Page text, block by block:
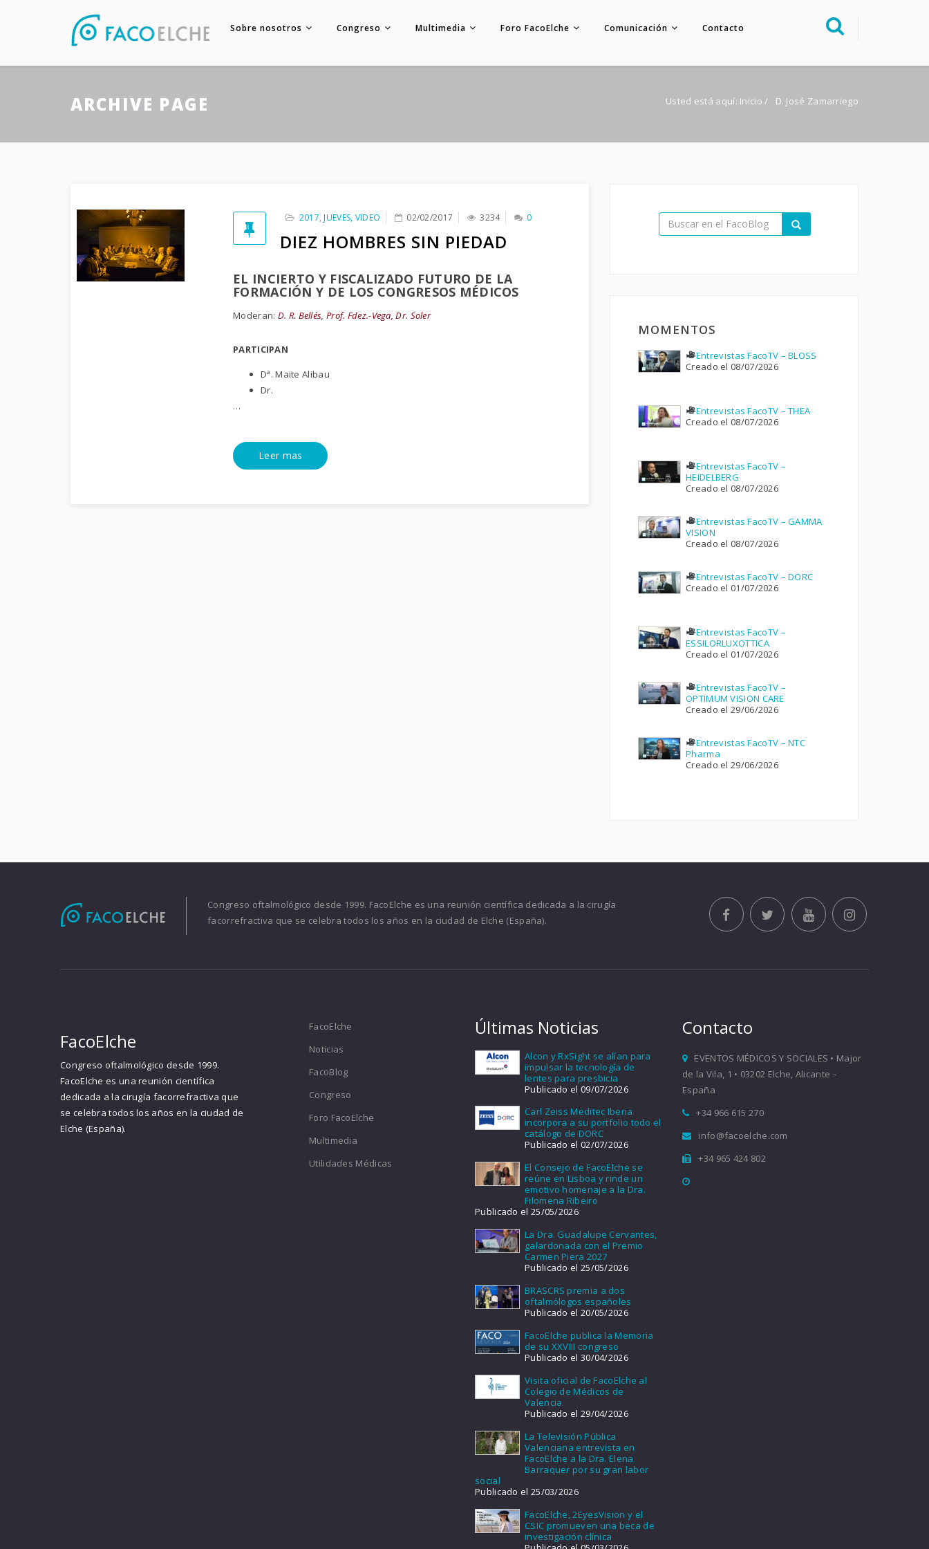
Sobre nosotros Congreso Multimedia Foro FacoElche Comunicación Contacto
Multimedia
Foro FacoElche
ARCHIVE PAGE Usted está aquí: Inicio / D. José Zamarriego
2017,JUEVES, VIDEO 02/02/2017 3234 0
DIEZ HOMBRES SIN PIEDAD
EL INCIERTO Y FISCALIZADO FUTURO DE LA
FORMACIÓN Y DE LOS CONGRESOS MÉDICOS
Moderan: D. R. Bellés, Prof. Fdez.-Vega, Dr. Soler
PARTICIPAN
Dª. Maite Alibau
Dr.
…
Leer mas
MOMENTOS
Entrevistas FacoTV – BLOSS
Creado el 08/07/2026
Entrevistas FacoTV – THEA
Creado el 08/07/2026
Entrevistas FacoTV –
HEIDELBERG
Creado el 08/07/2026
Entrevistas FacoTV – GAMMA
VISION
Creado el 08/07/2026
Entrevistas FacoTV – DORC
Creado el 01/07/2026
Entrevistas FacoTV –
ESSILORLUXOTTICA
Creado el 01/07/2026
Entrevistas FacoTV –
OPTIMUM VISION CARE
Creado el 29/06/2026
Entrevistas FacoTV – NTC
Pharma
Creado el 29/06/2026
Congreso oftalmológico desde 1999. FacoElche es una reunión científica dedicada a la cirugía
facorrefractiva que se celebra todos los años en la ciudad de Elche (España).
FacoElche
Congreso oftalmológico desde 1999.
FacoElche es una reunión científica
dedicada a la cirugía facorrefractiva que
se celebra todos los años en la ciudad de
Elche (España).
FacoElche
Noticias
FacoBlog
Congreso
Foro FacoElche
Multimedia
Utilidades Médicas
Últimas Noticias
Alcon y RxSight se alían para
impulsar la tecnología de
lentes para presbicia
Publicado el 09/07/2026
Carl Zeiss Meditec Iberia
incorpora a su portfolio todo el
catálogo de DORC
Publicado el 02/07/2026
El Consejo de FacoElche se
reúne en Lisboa y rinde un
emotivo homenaje a la Dra.
Filomena Ribeiro
Publicado el 25/05/2026
La Dra. Guadalupe Cervantes,
galardonada con el Premio
Carmen Piera 2027
Publicado el 25/05/2026
BRASCRS premia a dos
oftalmólogos españoles
Publicado el 20/05/2026
FacoElche publica la Memoria
de su XXVIII congreso
Publicado el 30/04/2026
Visita oficial de FacoElche al
Colegio de Médicos de
Valencia
Publicado el 29/04/2026
La Televisión Pública
Valenciana entrevista en
FacoElche a la Dra. Elena
Barraquer por su gran labor
social
Publicado el 25/03/2026
FacoElche, 2EyesVision y el
CSIC promueven una beca de
investigación clínica
Contacto
EVENTOS MÉDICOS Y SOCIALES • Major
de la Vila, 1 • 03202 Elche, Alicante –
España
+34 966 615 270
info@facoelche.com
+34 965 424 802